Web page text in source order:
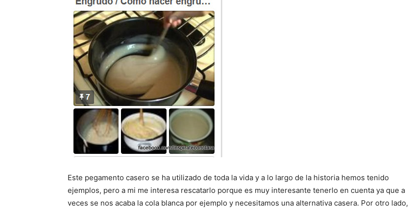
Este pegamento casero se ha utilizado de toda la vida y a lo largo de la historia hemos tenido
ejemplos, pero a mi me interesa rescatarlo porque es muy interesante tenerlo en cuenta ya que a
veces se nos acaba la cola blanca por ejemplo y necesitamos una alternativa casera. Por otro lado,